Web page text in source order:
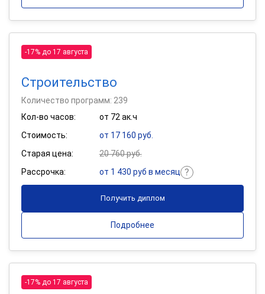
-17% до 17 августа
Строительство
Количество программ: 239
Кол-во часов:
от 72 ак.ч
Стоимость:
от 17 160 руб.
Старая цена:
20 760 руб.
Рассрочка:
от 1 430 руб в месяц
Получить диплом
Подробнее
-17% до 17 августа